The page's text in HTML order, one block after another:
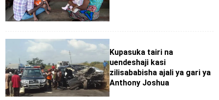
Kupasuka tairi na
uendeshaji kasi
zilisababisha ajali ya gari ya
Anthony Joshua